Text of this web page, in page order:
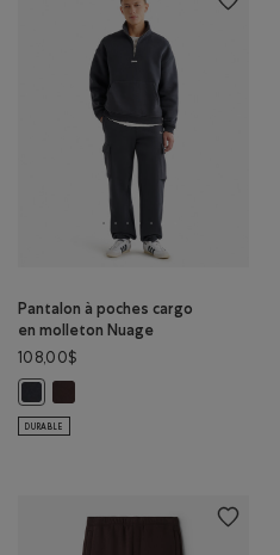
Pantalon à poches cargo
en molleton Nuage
108,00$
Pantalon à poches cargo en
Pantalon à poches cargo en
DURABLE